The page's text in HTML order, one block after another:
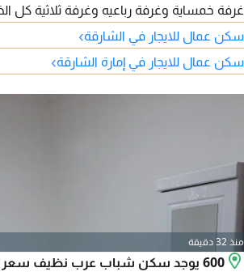
غرفة خمساية وغرفة رباعيه وغرفة ثلاثية كل
وثلاجة بكل غرفة عاملة منزلية تنظف الشقة
السعر شامل
سكن عمال للايجار في الشارقة›
سكن عمال للايجار في إمارة الشارقة›
منذ 32 دقيقة